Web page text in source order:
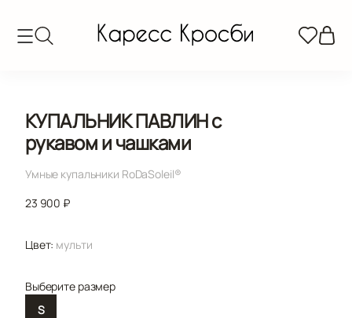
КУПАЛЬНИК ПАВЛИН с
рукавом и чашками
Умные купальники RoDaSoleil®️
23 900 ₽
Цвет: мульти
Выберите размер
S